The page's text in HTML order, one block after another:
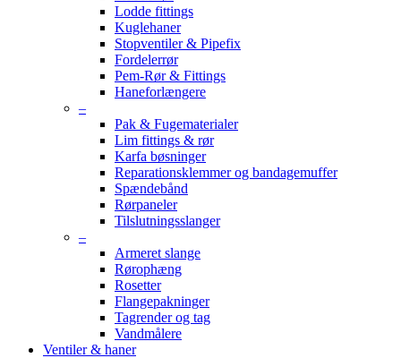
Lodde fittings
Kuglehaner
Stopventiler & Pipefix
Fordelerrør
Pem-Rør & Fittings
Haneforlængere
–
Pak & Fugematerialer
Lim fittings & rør
Karfa bøsninger
Reparationsklemmer og bandagemuffer
Spændebånd
Rørpaneler
Tilslutningsslanger
–
Armeret slange
Rørophæng
Rosetter
Flangepakninger
Tagrender og tag
Vandmålere
Ventiler & haner